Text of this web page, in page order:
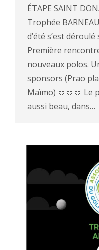
ÉTAPE SAINT
Trophée
d’été s’est
Première
nouveaux polos.
sponsors (Prao
Maïmo) 🫶🫶🫶 Le
aussi beau, dans…